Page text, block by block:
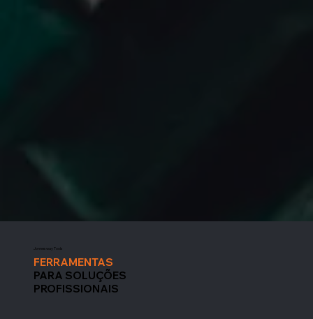
Jonnesway Tools
FERRAMENTAS
PARA SOLUÇÕES
PROFISSIONAIS